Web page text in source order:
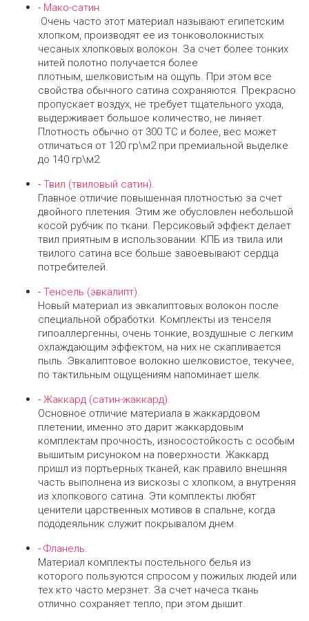
- Мако-сатин.
Очень часто этот материал называют египетским
хлопком, производят ее из тонковолокнистых
чесаных хлопковых волокон. За счет более тонких
нитей полотно получается более
плотным, шелковистым на ощупь. При этом все
свойства обычного сатина сохраняются. Прекрасно
пропускает воздух, не требует тщательного ухода,
выдерживает большое количество, не линяет.
Плотность обычно от 300 ТС и более, вес может
отличаться от 120 гр\м2 при премиальной выделке
до 140 гр\м2.
- Твил (твиловый сатин).
Главное отличие повышенная плотностью за счет
двойного плетения. Этим же обусловлен небольшой
косой рубчик по ткани. Персиковый эффект делает
твил приятным в использовании. КПБ из твила или
твилого сатина все больше завоевывают сердца
потребителей.
- Тенсель (эвкалипт).
Новый материал из эвкалиптовых волокон после
специальной обработки. Комплекты из тенселя
гипоаллергенны, очень тонкие, воздушные с легким
охлаждающим эффектом, на них не скапливается
пыль. Эвкалиптовое волокно шелковистое, текучее,
по тактильным ощущениям напоминает шелк.
- Жаккард (сатин-жаккард).
Основное отличие материала в жаккардовом
плетении, именно это дарит жаккардовым
комплектам прочность, износостойкость с особым
вышитым рисуноком на поверхности. Жаккард
пришл из портьерных тканей, как правило внешняя
часть выполнена из вискозы с хлопком, а внутреняя
из хлопкового сатина. Эти комплекты любят
ценители царственных мотивов в спальне, когда
пододеяльник служит покрывалом днем.
- Фланель.
Материал комплекты постельного белья из
которого пользуются спросом у пожилых людей или
тех кто часто мерзнет. За счет начеса ткань
отлично сохраняет тепло, при этом дышит.